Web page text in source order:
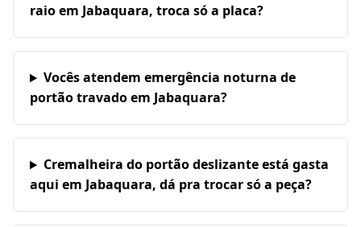
raio em Jabaquara, troca só a placa?
Vocês atendem emergência noturna de
portão travado em Jabaquara?
Cremalheira do portão deslizante está gasta
aqui em Jabaquara, dá pra trocar só a peça?